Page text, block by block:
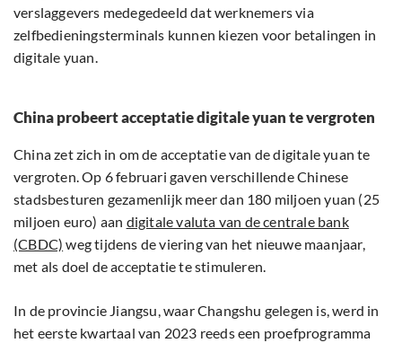
verslaggevers medegedeeld dat werknemers via
zelfbedieningsterminals kunnen kiezen voor betalingen in
digitale yuan.
China probeert acceptatie digitale yuan te vergroten
China zet zich in om de acceptatie van de digitale yuan te
vergroten. Op 6 februari gaven verschillende Chinese
stadsbesturen gezamenlijk meer dan 180 miljoen yuan (25
miljoen euro) aan digitale valuta van de centrale bank
(CBDC) weg tijdens de viering van het nieuwe maanjaar,
met als doel de acceptatie te stimuleren.
In de provincie Jiangsu, waar Changshu gelegen is, werd in
het eerste kwartaal van 2023 reeds een proefprogramma